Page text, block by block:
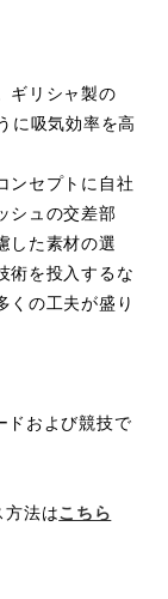
ギリシャ製の
に吸気効率を高
ンセプトに自社
シュの交差部
した素材の選
術を投入するな
くの工夫が盛り
および競技で
方法はこちら